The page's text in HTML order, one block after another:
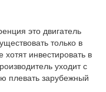
это двигатель
только в
хотят инвестировать в
уходит с
плевать зарубежный